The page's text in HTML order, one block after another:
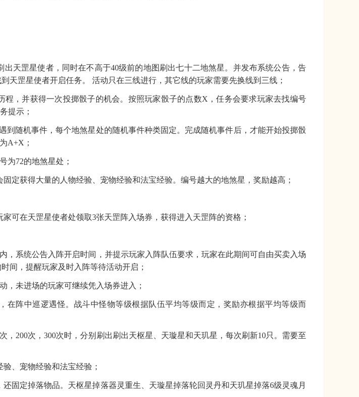
出天罡星使者，同时在不高于40级前的地图刷出七十二地煞星。并发布系统公告，告
天罡星使者开启任务。 活动只在三线进行，其它线的玩家需要先换线到三线 ；
程，并获得一次投掷骰子的机会。按照玩家骰子的点数X，任务会要求玩家去找编号
提示 ；
到随机事件，每个地煞星处的随机事件种类固定。完成随机事件后，才能开始投掷骰
A+X ；
为72的地煞星处 ；
定获得大量的人物经验、宠物经验和法宝经验。编号越大的地煞星，奖励越高 ；
家可在天罡星使者处领取3张天罡阵入场券，获得进入天罡阵的资格 ；
，系统公告入阵开启时间，并提示玩家入阵队伍要求，玩家在此期间可自由买卖入场
间，提醒玩家及时入阵等待活动开启 ；
，未进场的玩家可继续凭入场券进入 ；
在阵中巡逻遇怪。战斗中怪物等级根据队伍平均等级而定，奖励亦根据平均等级而
，200次，300次时，分别刷出刷出天枢星、天璇星和天玑星，每次刷新10只。需要至
验、宠物经验和法宝经验 ；
固定掉落物品。天枢星掉落器灵重生、天璇星掉落轮回灵丹和天玑星掉落6级灵魂月